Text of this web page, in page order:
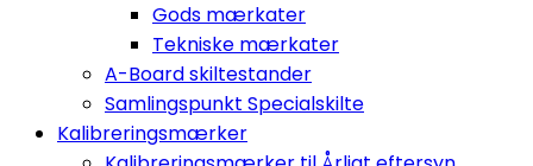
Gods mærkater
Tekniske mærkater
A-Board skiltestander
Samlingspunkt Specialskilte
Kalibreringsmærker